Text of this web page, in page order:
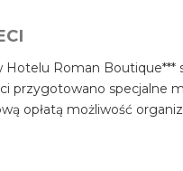
Hotelu Roman Boutique***
przygotowano specjalne
opłatą możliwość